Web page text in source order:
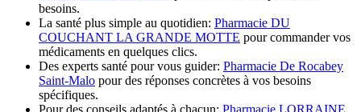
besoins.
La santé plus simple au quotidien: Pharmacie DU
COUCHANT LA GRANDE MOTTE pour commander vos
médicaments en quelques clics.
Des experts santé pour vous guider: Pharmacie De Rocabey
Saint-Malo pour des réponses concrètes à vos besoins
spécifiques.